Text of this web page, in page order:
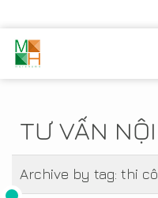
TƯ VẤN
Archive by tag: thi